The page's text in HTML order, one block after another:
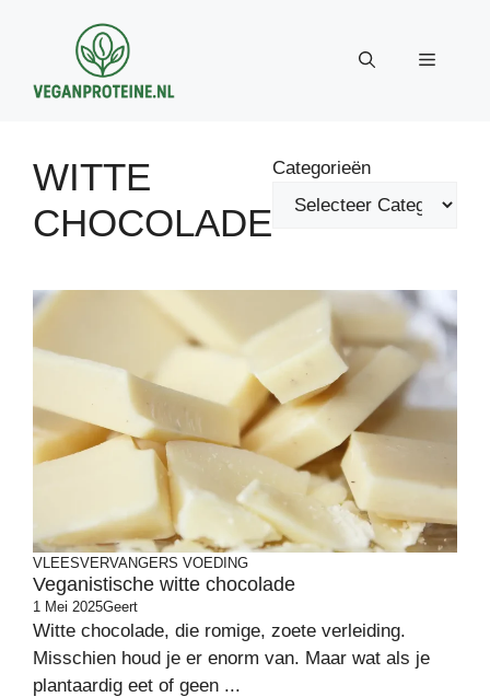
inhoud
Menu
WITTE
CHOCOLADE
Categorieën
VLEESVERVANGERS VOEDING
Veganistische witte chocolade
1 Mei 2025Geert
Witte chocolade, die romige, zoete verleiding.
Misschien houd je er enorm van. Maar wat als je
plantaardig eet of geen ...